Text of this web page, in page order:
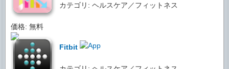
カテゴリ: ヘルスケア／フィットネス
価格: 無料
Fitbit